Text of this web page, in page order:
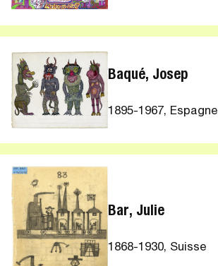
Baqué, Josep
1895-1967, Espagne
Bar, Julie
1868-1930, Suisse